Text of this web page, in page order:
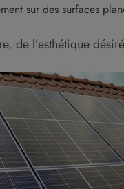
sur des surfaces
de l’esthétique